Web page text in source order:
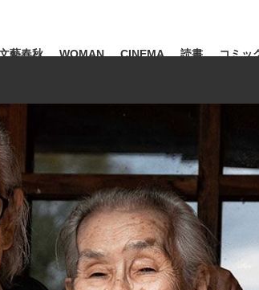
藝春秋 WOMAN CINEMA 読書 コミッ
#森岡毅 #城彰二 #内田有紀
#松田聖子